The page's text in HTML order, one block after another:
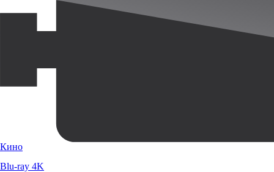
Кино
Blu-ray 4K